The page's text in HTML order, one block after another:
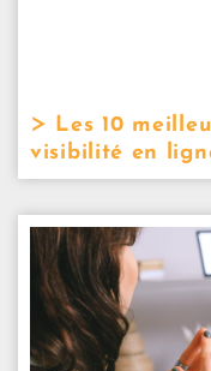
Les 10
visibilité en